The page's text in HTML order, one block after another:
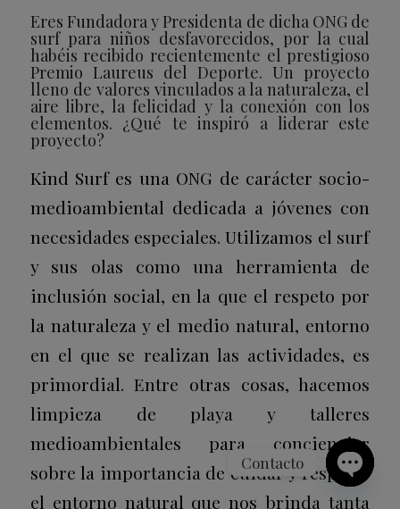
Eres Fundadora y Presidenta de dicha ONG de
surf para niños desfavorecidos, por la cual
habéis recibido recientemente el prestigioso
Premio Laureus del Deporte. Un proyecto
lleno de valores vinculados a la naturaleza, el
aire libre, la felicidad y la conexión con los
elementos. ¿Qué te inspiró a liderar este
proyecto?
Kind Surf es una ONG de carácter socio-
medioambiental dedicada a jóvenes con
necesidades especiales. Utilizamos el surf
y sus olas como una herramienta de
inclusión social, en la que el respeto por
la naturaleza y el medio natural, entorno
en el que se realizan las actividades, es
primordial. Entre otras cosas, hacemos
limpieza de playa y talleres
medioambientales para concienciar
sobre la importancia de cuidar y respetar
el entorno natural que nos brinda tanta
Contacto
chaty